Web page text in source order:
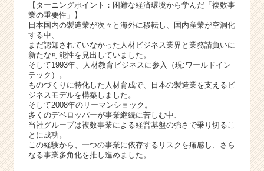
e
C
a
r
e
e
r）
【ターニングポイント：困難な経済環境から学んだ「複数事
業の重要性」】
日本国内の製造業が次々と海外に移転し、国内産業が空洞化
する中、
まだ認知されていなかった人材ビジネス業界と業務請負いに
新たな可能性を見出していました。
そして1993年、人材教育ビジネスに参入（現:ワールドイン
テック）。
ものづくりに特化した人材育成で、日本の製造業を支えるビ
ジネスモデルを構築しました。
そして2008年のリーマンショック。
多くのデベロッパーが事業継続に苦しむ中、
当社グループは複数事業による経営基盤の強さで乗り切るこ
とに成功。
この経験から、一つの事業に依存するリスクを痛感し、さら
なる事業多角化を推し進めました。